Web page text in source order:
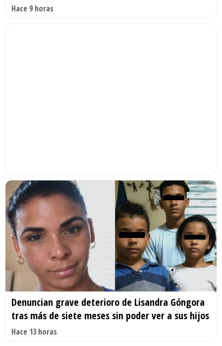
Hace 9 horas
Denuncian grave deterioro de Lisandra Góngora
tras más de siete meses sin poder ver a sus hijos
Hace 13 horas